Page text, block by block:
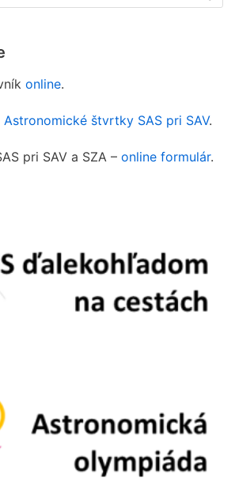
online.
Astronomické štvrtky SAS pri SAV.
pri SAV a SZA – online formulár.